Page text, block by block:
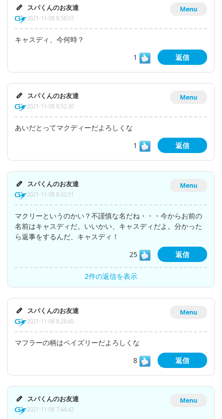
Menu
スパくんのお友達
2021-11-08 8:58:07
キャスディ、今何時？
1
返信
Menu
スパくんのお友達
2021-11-08 8:52:30
あいだとってマクディーだよろしくな
1
返信
Menu
スパくんのお友達
2021-11-08 8:32:51
マクリーというのかい？不謹慎な名だね・・・今からお前の
名前はキャスディだ。いいかい、キャスディだよ。分かった
ら返事をするんだ、キャスディ！
25
返信
2件の返信を表示
Menu
スパくんのお友達
2021-11-08 8:28:45
マフラーの柄はペイズリーだよろしくな
8
返信
Menu
スパくんのお友達
2021-11-08 7:44:42